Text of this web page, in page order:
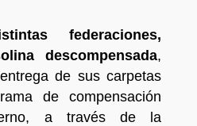
federaciones,
descompensada,
de sus carpetas
de compensación
a través de la